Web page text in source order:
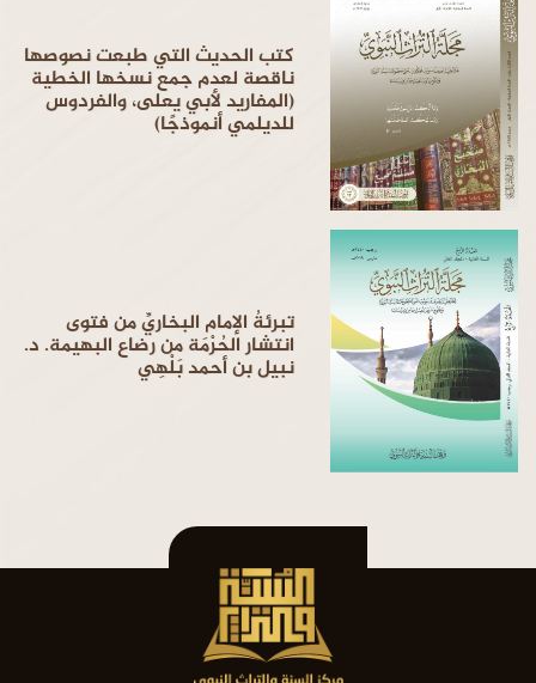
كتب الحديث التي طبعت نصوصها
ناقصة لعدم جمع نسخها الخطية
(المفاريد لأبي يعلى، والفردوس
للديلمي أنموذجًا)
تبرئةُ الإمام البخاريِّ من فتوى
انتشار الحُرْمَة من رضاع البهيمة. د.
نبيل بن أحمد بَلْهِي